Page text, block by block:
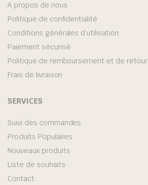
A propos de nous
Politique de confidentialité
Conditions générales d’utilisation
Paiement sécurisé
Politique de remboursement et de retour
Frais de livraison
SERVICES
Suivi des commandes
Produits Populaires
Nouveaux produits
Liste de souhaits
Contact